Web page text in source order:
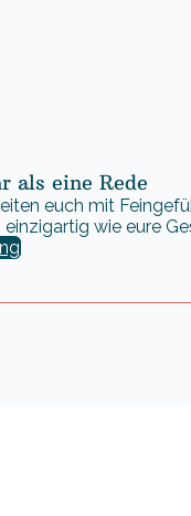
als eine Rede
euch mit
wie eure